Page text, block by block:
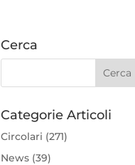
Cerca
Categorie Articoli
Circolari (271)
News (39)